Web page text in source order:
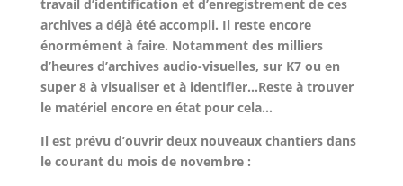
travail d’identification et d’enregistrement de ces
archives a déjà été accompli. Il reste encore
énormément à faire. Notamment des milliers
d’heures d’archives audio-visuelles, sur K7 ou en
super 8 à visualiser et à identifier…Reste à trouver
le matériel encore en état pour cela…
Il est prévu d’ouvrir deux nouveaux chantiers dans
le courant du mois de novembre :